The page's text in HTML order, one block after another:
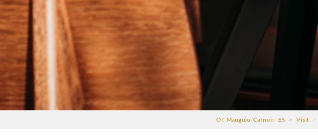
OT Mauguio-Carnon - ES > Visit >